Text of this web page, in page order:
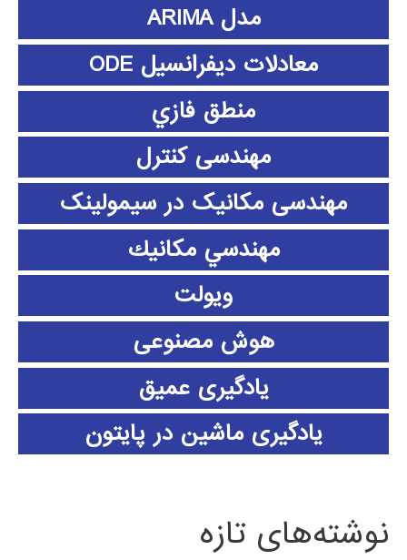
مدل ARIMA
معادلات دیفرانسیل ODE
منطق فازي
مهندسی کنترل
مهندسی مکانیک در سیمولینک
مهندسي مكانيك
ویولت
هوش مصنوعی
یادگیری عمیق
یادگیری ماشین در پایتون
نوشته‌های تازه